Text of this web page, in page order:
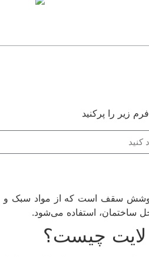
زیر را پرکنید
سقف است که از مواد سبک و
ساختمان، استفاده می‌شود.
لایت چیست؟